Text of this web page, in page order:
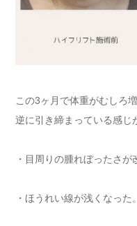
この3ヶ月で体重がむしろ
逆に引き締まっている感じ
・目周りの腫れぼったさが
・ほうれい線が浅くなった。